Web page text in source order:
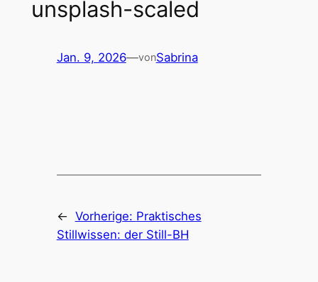
unsplash-scaled
Jan. 9, 2026—vonSabrina
← Vorherige: Praktisches
Stillwissen: der Still-BH